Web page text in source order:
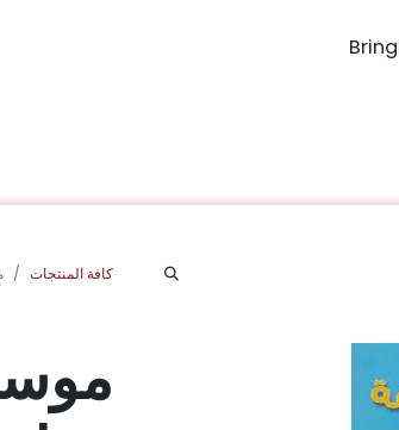
كافة المنتجات